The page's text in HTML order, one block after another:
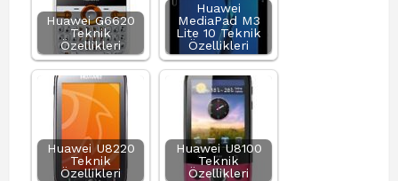
Huawei G6620
Teknik
Özellikleri
Huawei
MediaPad M3
Lite 10 Teknik
Özellikleri
Huawei U8220
Teknik
Özellikleri
Huawei U8100
Teknik
Özellikleri